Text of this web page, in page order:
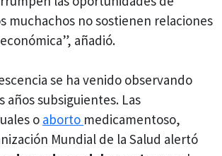
muchachos no sostienen relaciones
añadió.
se ha venido observando
subsiguientes. Las
o aborto medicamentoso,
Mundial de la Salud alertó